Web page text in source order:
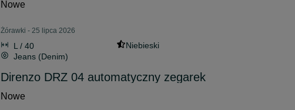
Nowe
Żórawki - 25 lipca 2026
L / 40
Niebieski
Jeans (Denim)
Direnzo DRZ 04 automatyczny zegarek
Nowe